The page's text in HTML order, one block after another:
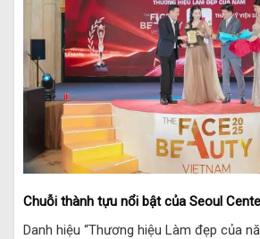
Chuỗi thành tựu nổi bật của Seoul
Danh hiệu “Thương hiệu Làm đẹp của